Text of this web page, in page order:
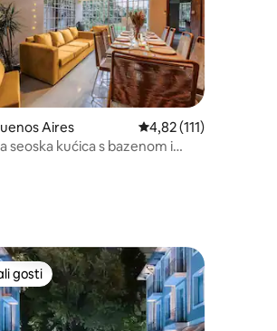
recenzija: 214
Aires Prosječna ocjena:
4,82 (111)
seoska kućica s bazenom i
gosti
gosti